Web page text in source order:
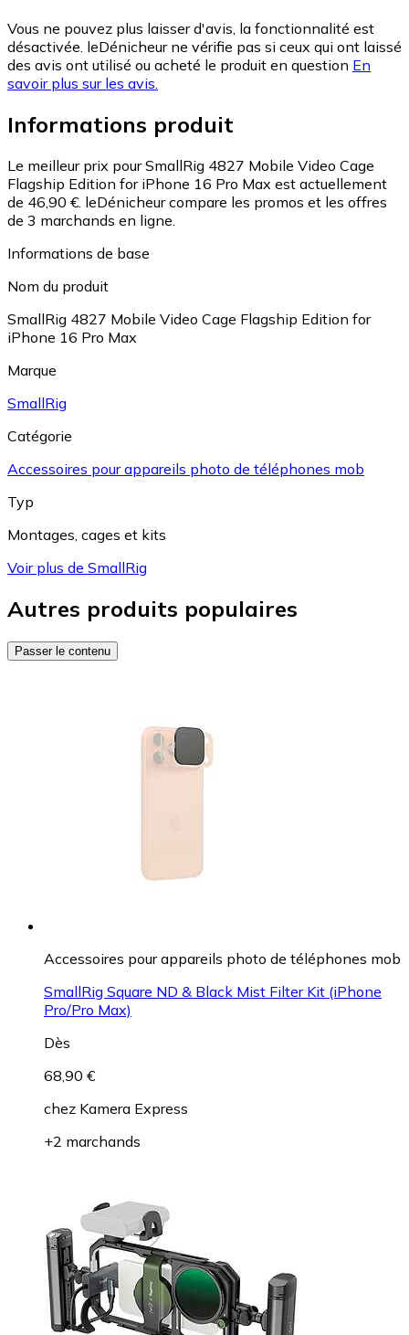
Vous ne pouvez plus laisser d'avis, la fonctionnalité est
désactivée. leDénicheur ne vérifie pas si ceux qui ont laissé
des avis ont utilisé ou acheté le produit en question En
savoir plus sur les avis.
Informations produit
Le meilleur prix pour SmallRig 4827 Mobile Video Cage
Flagship Edition for iPhone 16 Pro Max est actuellement
de 46,90 €. leDénicheur compare les promos et les offres
de 3 marchands en ligne.
Informations de base
Nom du produit
SmallRig 4827 Mobile Video Cage Flagship Edition for
iPhone 16 Pro Max
Marque
SmallRig
Catégorie
Accessoires pour appareils photo de téléphones mob
Typ
Montages, cages et kits
Voir plus de SmallRig
Autres produits populaires
Passer le contenu
Accessoires pour appareils photo de téléphones mob
SmallRig Square ND & Black Mist Filter Kit (iPhone
Pro/Pro Max)
Dès
68,90 €
chez Kamera Express
+2 marchands